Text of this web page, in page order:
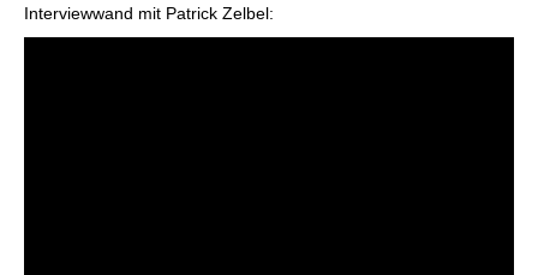
Interviewwand mit Patrick Zelbel: